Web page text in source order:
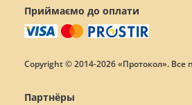
Приймаємо до оплати
Copyright © 2014-2026 «Протокол».
Партнёры